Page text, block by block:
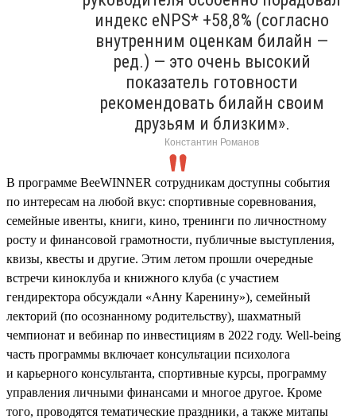
индекс eNPS* +58,8% (согласно
внутренним оценкам билайн —
ред.) — это очень высокий
показатель готовности
рекомендовать билайн своим
друзьям и близким».
Константин Романов
В программе BeeWINNER сотрудникам доступны события
по интересам на любой вкус: спортивные соревнования,
семейные ивенты, книги, кино, тренинги по личностному
росту и финансовой грамотности, публичные выступления,
квизы, квесты и другие. Этим летом прошли очередные
встречи киноклуба и книжного клуба (с участием
гендиректора обсуждали «Анну Каренину»), семейный
лекторий (по осознанному родительству), шахматный
чемпионат и вебинар по инвестициям в 2022 году. Well-being
часть программы включает консультации психолога
и карьерного консультанта, спортивные курсы, программу
управления личными финансами и многое другое. Кроме
того, проводятся тематические праздники, а также митапы